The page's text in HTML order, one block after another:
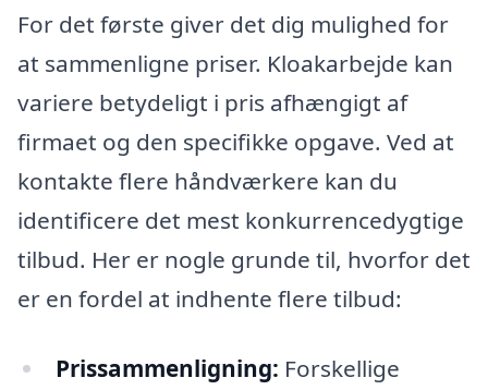
For det første giver det dig mulighed for
at sammenligne priser. Kloakarbejde kan
variere betydeligt i pris afhængigt af
firmaet og den specifikke opgave. Ved at
kontakte flere håndværkere kan du
identificere det mest konkurrencedygtige
tilbud. Her er nogle grunde til, hvorfor det
er en fordel at indhente flere tilbud:
Prissammenligning: Forskellige